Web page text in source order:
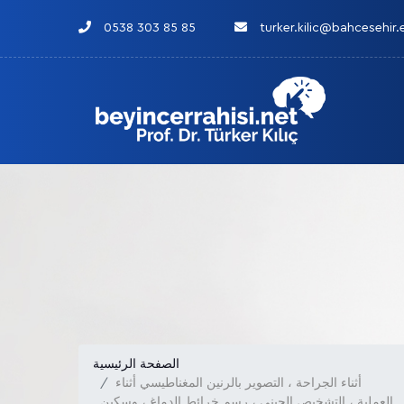
0538 303 85 85
الصفحة الرئيسية
أثناء الجراحة ، التصوير بالرنين المغناطيسي أثناء